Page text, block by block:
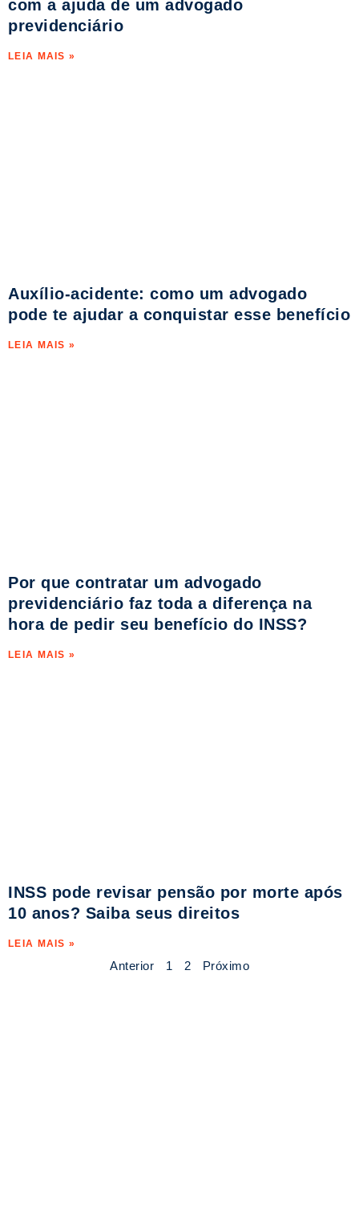
com a ajuda de um advogado
previdenciário
LEIA MAIS »
Auxílio‑acidente: como um advogado
pode te ajudar a conquistar esse benefício
LEIA MAIS »
Por que contratar um advogado
previdenciário faz toda a diferença na
hora de pedir seu benefício do INSS?
LEIA MAIS »
INSS pode revisar pensão por morte após
10 anos? Saiba seus direitos
LEIA MAIS »
Anterior 1 2 Próximo